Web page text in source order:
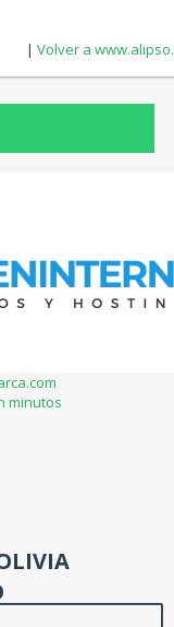
| Volver a
minutos